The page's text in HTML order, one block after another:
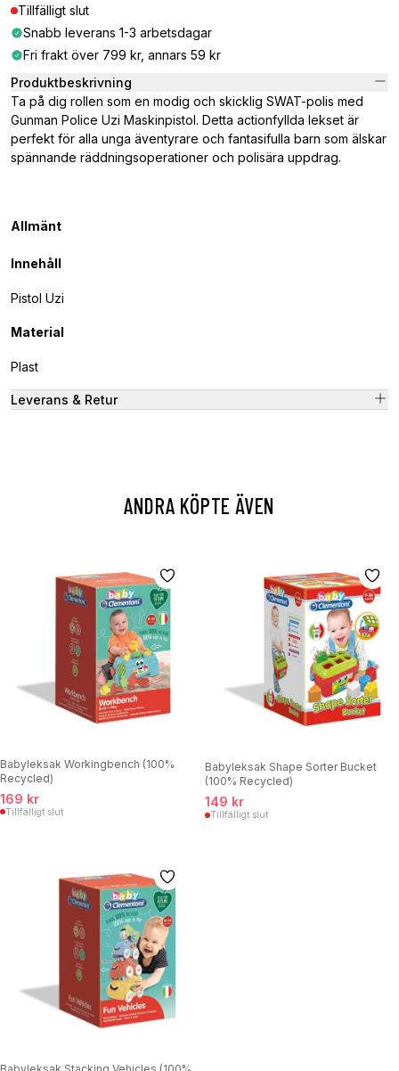
Tillfälligt slut
Snabb leverans 1-3 arbetsdagar
Fri frakt över 799 kr, annars 59 kr
Produktbeskrivning
Ta på dig rollen som en modig och skicklig SWAT-polis med
Gunman Police Uzi Maskinpistol. Detta actionfyllda lekset är
perfekt för alla unga äventyrare och fantasifulla barn som älskar
spännande räddningsoperationer och polisära uppdrag.
Allmänt
Innehåll
Pistol Uzi
Material
Plast
Leverans & Retur
ANDRA KÖPTE ÄVEN
Babyleksak Workingbench (100%
Recycled)
169 kr
Tillfälligt slut
Babyleksak Shape Sorter Bucket
(100% Recycled)
149 kr
Tillfälligt slut